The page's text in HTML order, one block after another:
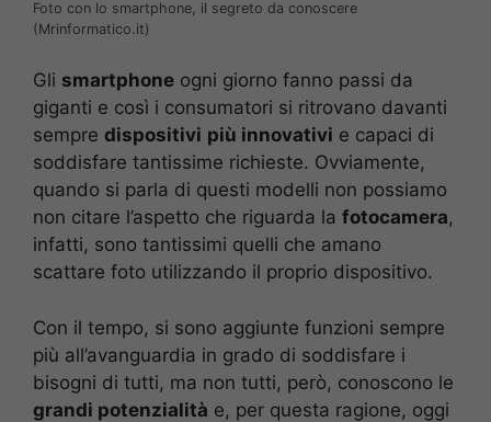
Foto con lo smartphone, il segreto da conoscere
(Mrinformatico.it)
Gli smartphone ogni giorno fanno passi da
giganti e così i consumatori si ritrovano davanti
sempre dispositivi più innovativi e capaci di
soddisfare tantissime richieste. Ovviamente,
quando si parla di questi modelli non possiamo
non citare l’aspetto che riguarda la fotocamera,
infatti, sono tantissimi quelli che amano
scattare foto utilizzando il proprio dispositivo.
Con il tempo, si sono aggiunte funzioni sempre
più all’avanguardia in grado di soddisfare i
bisogni di tutti, ma non tutti, però, conoscono le
grandi potenzialità e, per questa ragione, oggi